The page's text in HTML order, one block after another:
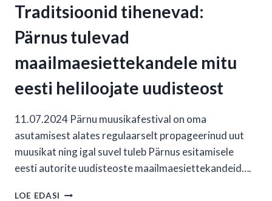
Traditsioonid tihenevad:
Pärnus tulevad
maailmaesiettekandele mitu
eesti heliloojate uudisteost
11.07.2024 Pärnu muusikafestival on oma
asutamisest alates regulaarselt propageerinud uut
muusikat ning igal suvel tuleb Pärnus esitamisele
eesti autorite uudisteoste maailmaesiettekandeid….
LOE EDASI TRADITSIOONID